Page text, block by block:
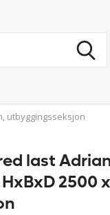
utbyggingsseksjon
last
2500 x